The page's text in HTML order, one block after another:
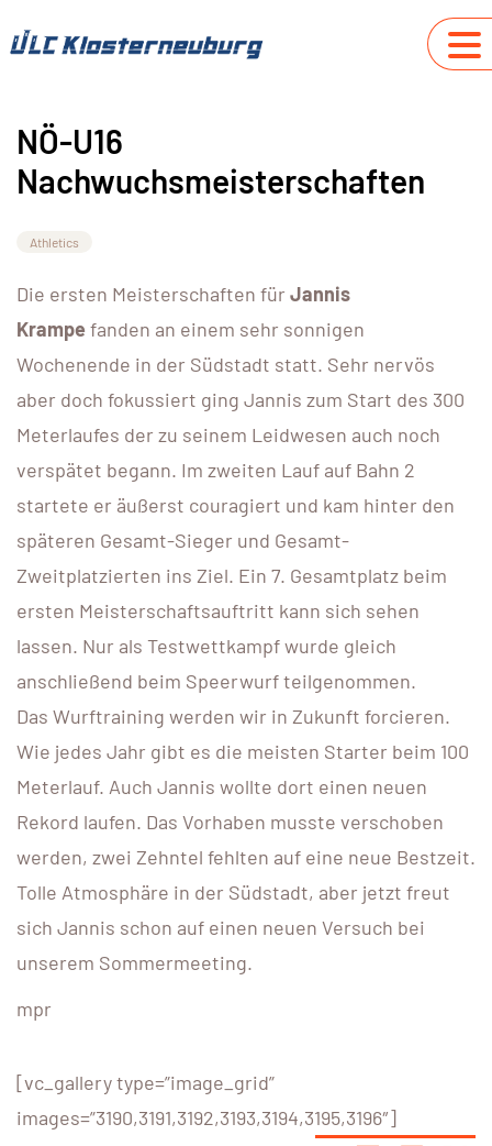
NÖ-U16
Nachwuchsmeisterschaften
Athletics
Die ersten Meisterschaften für Jannis
Krampefanden an einem sehr sonnigen
Wochenende in der Südstadt statt. Sehr nervös
aber doch fokussiert ging Jannis zum Start des 300
Meterlaufes der zu seinem Leidwesen auch noch
verspätet begann. Im zweiten Lauf auf Bahn 2
startete er äußerst couragiert und kam hinter den
späteren Gesamt-Sieger und Gesamt-
Zweitplatzierten ins Ziel. Ein 7. Gesamtplatz beim
ersten Meisterschaftsauftritt kann sich sehen
lassen. Nur als Testwettkampf wurde gleich
anschließend beim Speerwurf teilgenommen.
Das Wurftraining werden wir in Zukunft forcieren.
Wie jedes Jahr gibt es die meisten Starter beim 100
Meterlauf. Auch Jannis wollte dort einen neuen
Rekord laufen. Das Vorhaben musste verschoben
werden, zwei Zehntel fehlten auf eine neue Bestzeit.
Tolle Atmosphäre in der Südstadt, aber jetzt freut
sich Jannis schon auf einen neuen Versuch bei
unserem Sommermeeting.
mpr
[vc_gallery type=”image_grid”
images=”3190,3191,3192,3193,3194,3195,3196″]